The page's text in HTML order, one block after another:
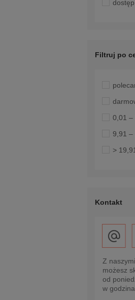
Filtruj po
0,01 –
9,91 –
>
Kontakt
Z
możesz
od
w